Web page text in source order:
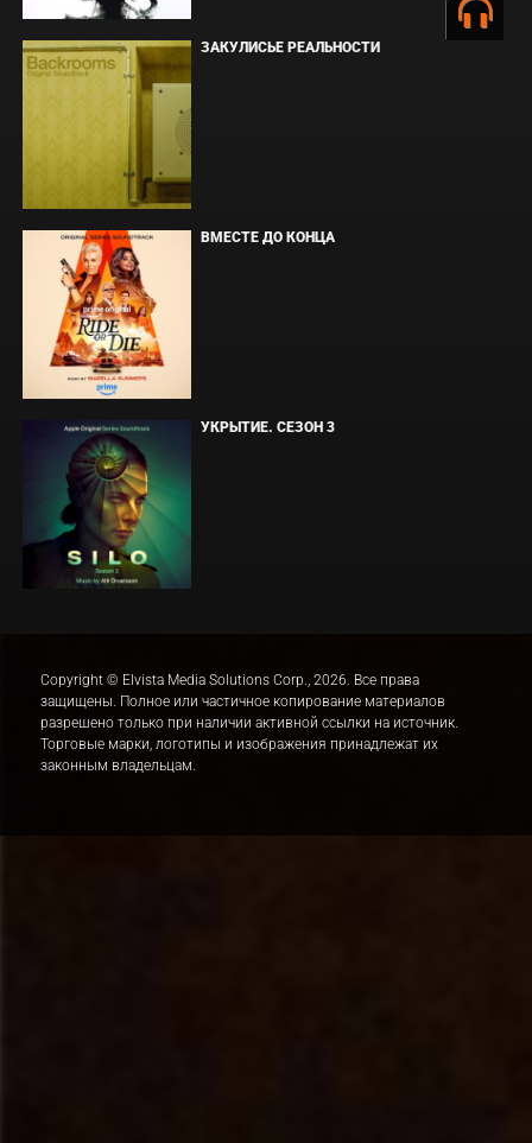
ЗАКУЛИСЬЕ РЕАЛЬНОСТИ
ВМЕСТЕ ДО КОНЦА
УКРЫТИЕ. СЕЗОН 3
Copyright © Elvista Media Solutions Corp., 2026. Все права
защищены. Полное или частичное копирование материалов
разрешено только при наличии активной ссылки на источник.
Торговые марки, логотипы и изображения принадлежат их
законным владельцам.